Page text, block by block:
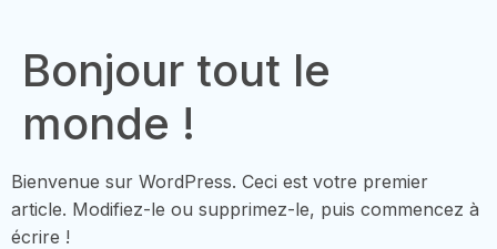
Bonjour tout le
monde !
Bienvenue sur WordPress. Ceci est votre premier
article. Modifiez-le ou supprimez-le, puis commencez à
écrire !